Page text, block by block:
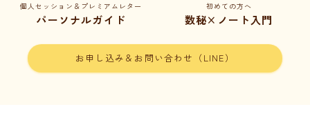
個人セッション＆プレミアムレター
パーソナルガイド
初めての方へ
数秘×ノート入門
お申し込み＆お問い合わせ（LINE）